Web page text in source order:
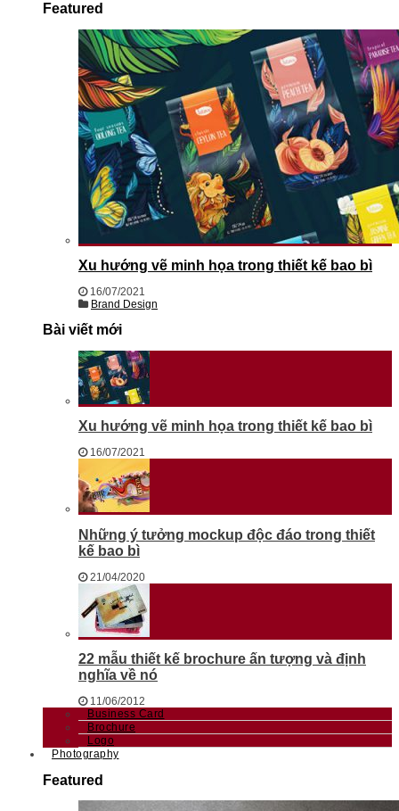
Featured
Xu hướng vẽ minh họa trong thiết kế bao bì
16/07/2021
Brand Design
Bài viết mới
Xu hướng vẽ minh họa trong thiết kế bao bì
16/07/2021
Những ý tưởng mockup độc đáo trong thiết
kế bao bì
21/04/2020
22 mẫu thiết kế brochure ấn tượng và định
nghĩa về nó
11/06/2012
Business Card
Brochure
Logo
Photography
Featured